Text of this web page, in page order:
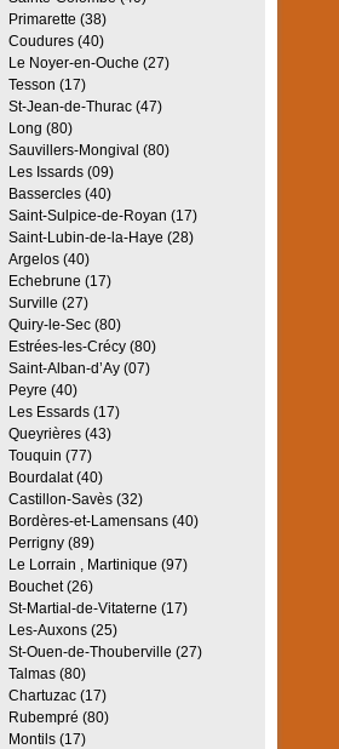
Primarette (38)
Coudures (40)
Le Noyer-en-Ouche (27)
Tesson (17)
St-Jean-de-Thurac (47)
Long (80)
Sauvillers-Mongival (80)
Les Issards (09)
Bassercles (40)
Saint-Sulpice-de-Royan (17)
Saint-Lubin-de-la-Haye (28)
Argelos (40)
Echebrune (17)
Surville (27)
Quiry-le-Sec (80)
Estrées-les-Crécy (80)
Saint-Alban-d’Ay (07)
Peyre (40)
Les Essards (17)
Queyrières (43)
Touquin (77)
Bourdalat (40)
Castillon-Savès (32)
Bordères-et-Lamensans (40)
Perrigny (89)
Le Lorrain , Martinique (97)
Bouchet (26)
St-Martial-de-Vitaterne (17)
Les-Auxons (25)
St-Ouen-de-Thouberville (27)
Talmas (80)
Chartuzac (17)
Rubempré (80)
Montils (17)